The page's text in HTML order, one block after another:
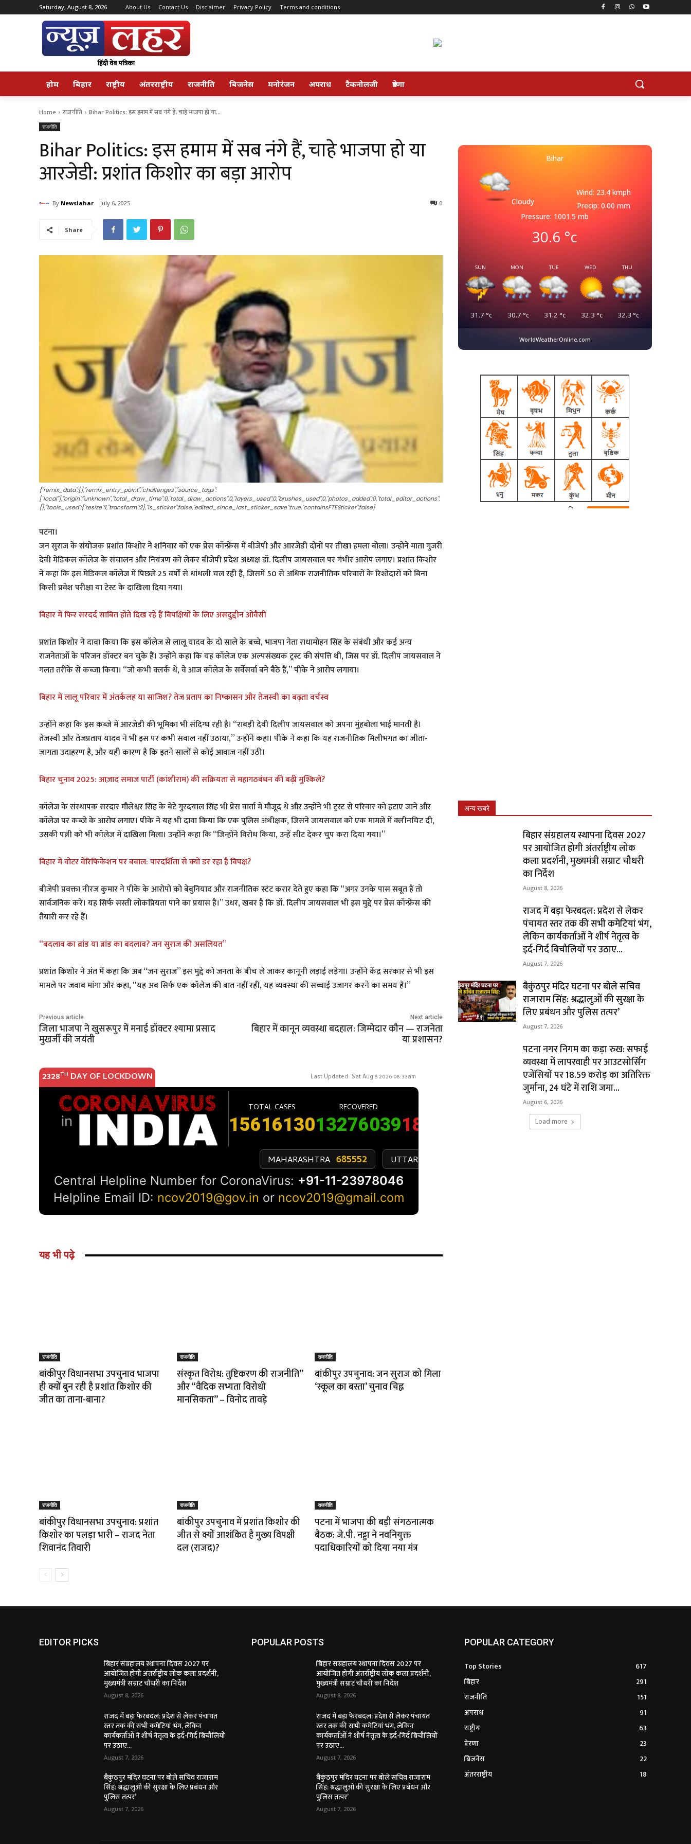
Saturday, August 8, 2026 About Us Contact Us Disclaimer Privacy Policy Terms and conditions
होम बिहार राष्ट्रीय अंतरराष्ट्रीय राजनीति बिजनेस मनोरंजन अपराध टैकनोलजी प्रेरणा
Home राजनीति Bihar Politics: इस हमाम में सब नंगे हैं, चाहे भाजपा हो या...
राजनीति
Bihar Politics: इस हमाम में सब नंगे हैं, चाहे भाजपा हो या
आरजेडी: प्रशांत किशोर का बड़ा आरोप
By Newslahar July 6, 2025 0
Share
{"remix_data":[],"remix_entry_point":"challenges","source_tags":
["local"],"origin":"unknown","total_draw_time":0,"total_draw_actions":0,"layers_used":0,"brushes_used":0,"photos_added":0,"total_editor_actions":
{},"tools_used":{"resize":1,"transform":2},"is_sticker":false,"edited_since_last_sticker_save":true,"containsFTESticker":false}
पटना।
जन सुराज के संयोजक प्रशांत किशोर ने शनिवार को एक प्रेस कॉन्फ्रेंस में बीजेपी और आरजेडी दोनों पर तीखा हमला बोला। उन्होंने माता गुजरी
देवी मेडिकल कॉलेज के संचालन और नियंत्रण को लेकर बीजेपी प्रदेश अध्यक्ष डॉ. दिलीप जायसवाल पर गंभीर आरोप लगाए। प्रशांत किशोर
ने कहा कि इस मेडिकल कॉलेज में पिछले 25 वर्षों से धांधली चल रही है, जिसमें 50 से अधिक राजनीतिक परिवारों के रिश्तेदारों को बिना
किसी प्रवेश परीक्षा या टेस्ट के दाखिला दिया गया।
बिहार में फिर सरदर्द साबित होते दिख रहे हैं विपक्षियों के लिए असदुद्दीन ओवैसी
प्रशांत किशोर ने दावा किया कि इस कॉलेज से लालू यादव के दो साले के बच्चे, भाजपा नेता राधामोहन सिंह के संबंधी और कई अन्य
राजनेताओं के परिजन डॉक्टर बन चुके हैं। उन्होंने कहा कि यह कॉलेज एक अल्पसंख्यक ट्रस्ट की संपत्ति थी, जिस पर डॉ. दिलीप जायसवाल ने
गलत तरीके से कब्जा किया। “जो कभी क्लर्क थे, वे आज कॉलेज के सर्वेसर्वा बने बैठे हैं,” पीके ने आरोप लगाया।
बिहार में लालू परिवार में अंतर्कलह या साजिश? तेज प्रताप का निष्कासन और तेजस्वी का बढ़ता वर्चस्व
उन्होंने कहा कि इस कब्जे में आरजेडी की भूमिका भी संदिग्ध रही है। “राबड़ी देवी दिलीप जायसवाल को अपना मुंहबोला भाई मानती हैं।
तेजस्वी और तेजप्रताप यादव ने भी इस पर कभी सवाल नहीं उठाया,” उन्होंने कहा। पीके ने कहा कि यह राजनीतिक मिलीभगत का जीता-
जागता उदाहरण है, और यही कारण है कि इतने सालों से कोई आवाज़ नहीं उठी।
बिहार चुनाव 2025: आज़ाद समाज पार्टी (कांशीराम) की सक्रियता से महागठबंधन की बढ़ी मुश्किलें?
कॉलेज के संस्थापक सरदार मौलेश्वर सिंह के बेटे गुरदयाल सिंह भी प्रेस वार्ता में मौजूद थे और उन्होंने भी ट्रस्ट से परिवार को हटाए जाने और
कॉलेज पर कब्जे के आरोप लगाए। पीके ने यह भी दावा किया कि एक पुलिस अधीक्षक, जिसने जायसवाल को एक मामले में क्लीनचिट दी,
उसकी पत्नी को भी कॉलेज में दाखिला मिला। उन्होंने कहा कि “जिन्होंने विरोध किया, उन्हें सीट देकर चुप करा दिया गया।”
बिहार में वोटर वेरिफिकेशन पर बवाल: पारदर्शिता से क्यों डर रहा है विपक्ष?
बीजेपी प्रवक्ता नीरज कुमार ने पीके के आरोपों को बेबुनियाद और राजनीतिक स्टंट करार देते हुए कहा कि “अगर उनके पास सबूत हैं तो
सार्वजनिक करें। यह सिर्फ सस्ती लोकप्रियता पाने का प्रयास है।” उधर, खबर है कि डॉ. दिलीप जायसवाल भी इस मुद्दे पर प्रेस कॉन्फ्रेंस की
तैयारी कर रहे हैं।
“बदलाव का ब्रांड या ब्रांड का बदलाव? जन सुराज की असलियत”
प्रशांत किशोर ने अंत में कहा कि अब “जन सुराज” इस मुद्दे को जनता के बीच ले जाकर कानूनी लड़ाई लड़ेगा। उन्होंने केंद्र सरकार से भी इस
मामले पर जवाब मांगा और कहा, “यह अब सिर्फ एक कॉलेज की बात नहीं रही, यह व्यवस्था की सच्चाई उजागर करने का समय है।”
Previous article
जिला भाजपा ने खुसरूपुर में मनाई डॉक्टर श्यामा प्रसाद
मुखर्जी की जयंती
Next article
बिहार में कानून व्यवस्था बदहाल: जिम्मेदार कौन — राजनेता
या प्रशासन?
यह भी पढ़े
राजनीति
बांकीपुर विधानसभा उपचुनाव भाजपा
ही क्यों बुन रही है प्रशांत किशोर की
जीत का ताना-बाना?
राजनीति
संस्कृत विरोध: तुष्टिकरण की राजनीति”
और “वैदिक सभ्यता विरोधी
मानसिकता” – विनोद तावड़े
राजनीति
बांकीपुर उपचुनाव: जन सुराज को मिला
‘स्कूल का बस्ता’ चुनाव चिह्न
राजनीति
बांकीपुर विधानसभा उपचुनाव: प्रशांत
किशोर का पलड़ा भारी – राजद नेता
शिवानंद तिवारी
राजनीति
बांकीपुर उपचुनाव में प्रशांत किशोर की
जीत से क्यों आशंकित है मुख्य विपक्षी
दल (राजद)?
राजनीति
पटना में भाजपा की बड़ी संगठनात्मक
बैठक: जे.पी. नड्डा ने नवनियुक्त
पदाधिकारियों को दिया नया मंत्र
Bihar
Cloudy
Wind: 23.4 kmph
Precip: 0.00 mm
Pressure: 1001.5 mb
30.6 °c
SUN
31.7 °c
MON
30.7 °c
TUE
31.2 °c
WED
32.3 °c
THU
32.3 °c
WorldWeatherOnline.com
अन्य खबरे
बिहार संग्रहालय स्थापना दिवस 2027
पर आयोजित होगी अंतर्राष्ट्रीय लोक
कला प्रदर्शनी, मुख्यमंत्री सम्राट चौधरी
का निर्देश
August 8, 2026
राजद में बड़ा फेरबदल: प्रदेश से लेकर
पंचायत स्तर तक की सभी कमेटियां भंग,
लेकिन कार्यकर्ताओं ने शीर्ष नेतृत्व के
इर्द-गिर्द बिचौलियों पर उठाए...
August 7, 2026
बैकुंठपुर मंदिर घटना पर बोले सचिव
राजाराम सिंह: श्रद्धालुओं की सुरक्षा के
लिए प्रबंधन और पुलिस तत्पर’
August 7, 2026
पटना नगर निगम का कड़ा रुख: सफाई
व्यवस्था में लापरवाही पर आउटसोर्सिंग
एजेंसियों पर ₹18.59 करोड़ का अतिरिक्त
जुर्माना, 24 घंटे में राशि जमा...
August 6, 2026
Load more
EDITOR PICKS
बिहार संग्रहालय स्थापना दिवस 2027 पर
आयोजित होगी अंतर्राष्ट्रीय लोक कला प्रदर्शनी,
मुख्यमंत्री सम्राट चौधरी का निर्देश
August 8, 2026
राजद में बड़ा फेरबदल: प्रदेश से लेकर पंचायत
स्तर तक की सभी कमेटियां भंग, लेकिन
कार्यकर्ताओं ने शीर्ष नेतृत्व के इर्द-गिर्द बिचौलियों
पर उठाए...
August 7, 2026
बैकुंठपुर मंदिर घटना पर बोले सचिव राजाराम
सिंह: श्रद्धालुओं की सुरक्षा के लिए प्रबंधन और
पुलिस तत्पर’
August 7, 2026
POPULAR POSTS
बिहार संग्रहालय स्थापना दिवस 2027 पर
आयोजित होगी अंतर्राष्ट्रीय लोक कला प्रदर्शनी,
मुख्यमंत्री सम्राट चौधरी का निर्देश
August 8, 2026
राजद में बड़ा फेरबदल: प्रदेश से लेकर पंचायत
स्तर तक की सभी कमेटियां भंग, लेकिन
कार्यकर्ताओं ने शीर्ष नेतृत्व के इर्द-गिर्द बिचौलियों
पर उठाए...
August 7, 2026
बैकुंठपुर मंदिर घटना पर बोले सचिव राजाराम
सिंह: श्रद्धालुओं की सुरक्षा के लिए प्रबंधन और
पुलिस तत्पर’
August 7, 2026
POPULAR CATEGORY
Top Stories
617
बिहार
291
राजनीति
151
अपराध
91
राष्ट्रीय
63
प्रेरणा
23
बिजनेस
22
अंतरराष्ट्रीय
18